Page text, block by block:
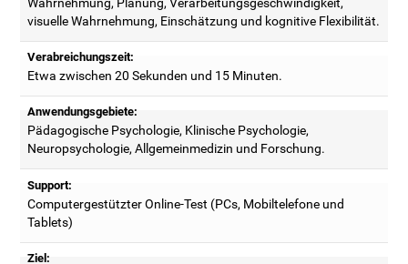
visuelle Wahrnehmung, Einschätzung und kognitive Flexibilität.
Verabreichungszeit:
Etwa zwischen 20 Sekunden und 15 Minuten.
Anwendungsgebiete:
Pädagogische Psychologie, Klinische Psychologie,
Neuropsychologie, Allgemeinmedizin und Forschung.
Support:
Computergestützter Online-Test (PCs, Mobiltelefone und
Tablets)
Ziel: